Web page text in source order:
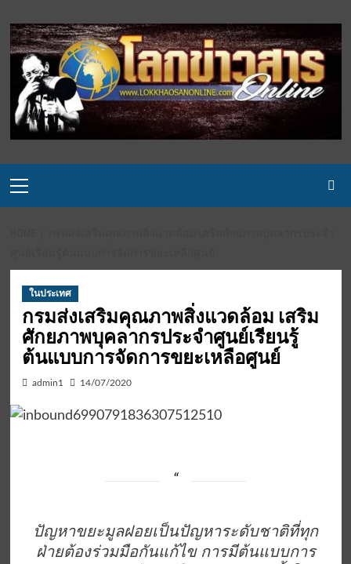
to
content
Menu
ในประเทศ
กรมส่งเสริมคุณภาพสิ่งแวดล้อม เสริม
ศักยภาพบุคลากรประจำศูนย์เรียนรู้
ต้นแบบการจัดการขยะเหลือศูนย์
admin1 14/07/2020
ปัญหาขยะมูลฝอยเป็นปัญหาระดับชาติที่ทุก
ฝ่ายต้องร่วมมือกันแก้ไข การมีต้นแบบการ